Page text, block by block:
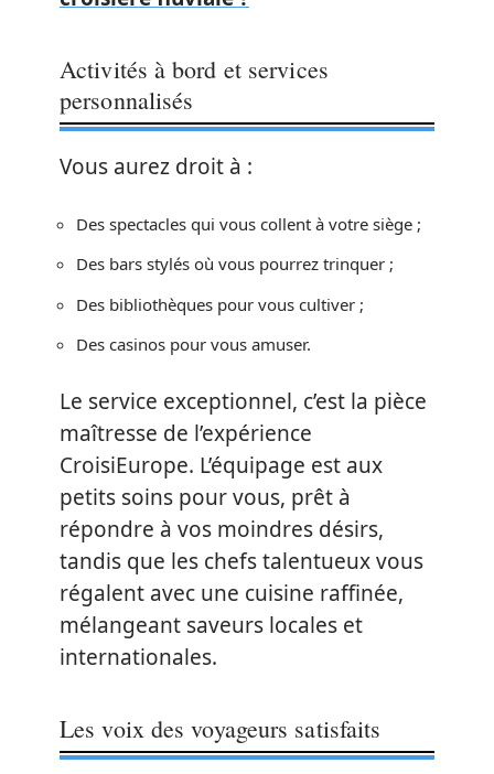
Activités à bord et services
personnalisés
Vous aurez droit à :
Des spectacles qui vous collent à votre siège ;
Des bars stylés où vous pourrez trinquer ;
Des bibliothèques pour vous cultiver ;
Des casinos pour vous amuser.
Le service exceptionnel, c’est la pièce
maîtresse de l’expérience
CroisiEurope. L’équipage est aux
petits soins pour vous, prêt à
répondre à vos moindres désirs,
tandis que les chefs talentueux vous
régalent avec une cuisine raffinée,
mélangeant saveurs locales et
internationales.
Les voix des voyageurs satisfaits